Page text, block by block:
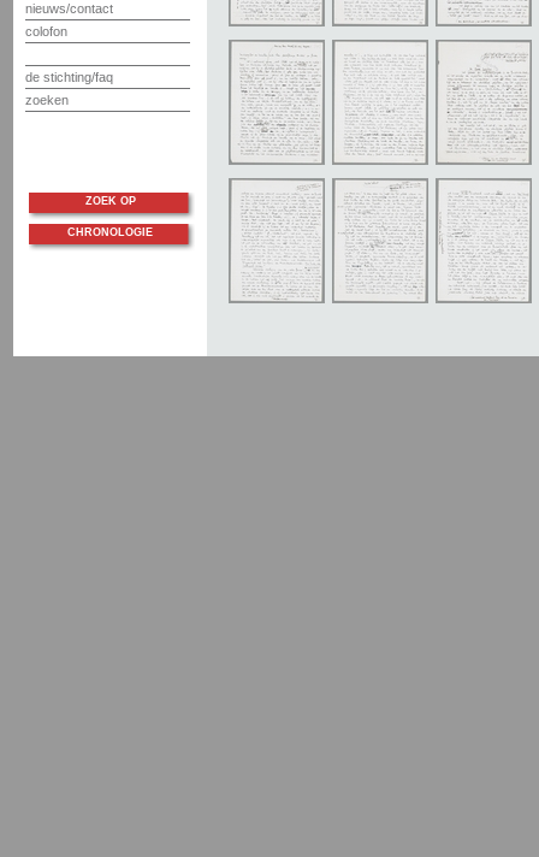
nieuws/contact
colofon
de stichting/faq
zoeken
ZOEK OP
CHRONOLOGIE